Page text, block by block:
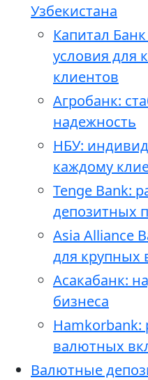
Узбекистана
Капитал
условия для
клиентов
Агробанк:
надежность
НБУ:
каждому
Tenge Bank:
депозитных
Asia Alliance
для крупных
Асакабанк:
бизнеса
Hamkorbank:
валютных
Валютные